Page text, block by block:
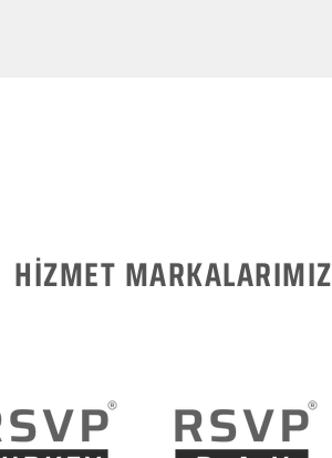
HİZMET MARKALARIMIZ